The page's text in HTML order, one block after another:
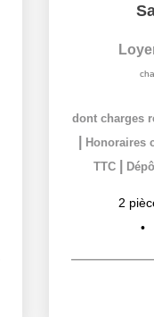
dont charges
Honoraires
TTC
2